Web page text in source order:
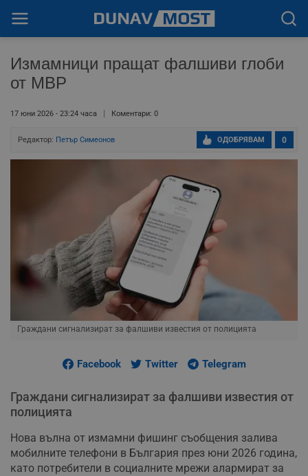
Измамници пращат фалшиви глоби
от МВР
17 юни 2026 - 23:24 часа Коментари: 0
Редактор: Петър Симеонов 0
ОДОБРЯВАМ
Граждани сигнализират за фалшиви известия от полицията
Facebook Twitter Telegram
Граждани сигнализират за фалшиви известия от
полицията
Нова вълна от измамни фишинг съобщения залива
мобилните телефони в България през юни 2026 година,
като потребители в социалните мрежи алармират за